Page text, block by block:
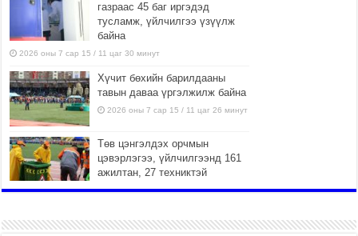
газраас 45 баг иргэдэд
тусламж, үйлчилгээ үзүүлж
байна
2026 оны 7 сар 15 / 11 цаг 30 минут
Хүчит бөхийн барилдааны
тавын даваа үргэлжилж байна
2026 оны 7 сар 15 / 11 цаг 26 минут
Төв цэнгэлдэх орчмын
цэвэрлэгээ, үйлчилгээнд 161
ажилтан, 27 техниктэй
ажиллаж байна
Наадмын амралтын өдрүүдэд